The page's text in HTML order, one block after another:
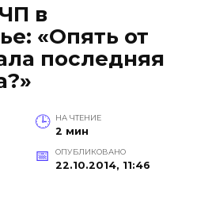
в
«Опять от
последняя
НА ЧТЕНИЕ
2 мин
ОПУБЛИКОВАНО
22.10.2014, 11:46